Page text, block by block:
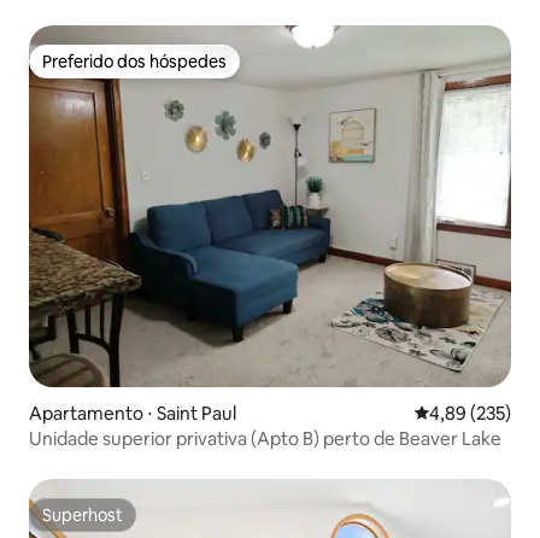
Preferido dos hóspedes
Preferido dos hóspedes
Apartamento ⋅ Saint Paul 4,89 de uma
4,89 (235)
Unidade superior privativa (Apto B) perto de Beaver Lake
Superhost
Superhost